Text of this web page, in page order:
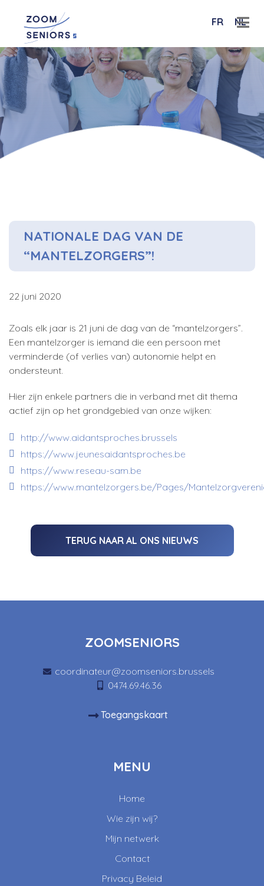
FR NL
NATIONALE DAG VAN DE
“MANTELZORGERS”!
22 juni 2020
Zoals elk jaar is 21 juni de dag van de “mantelzorgers”.
Een mantelzorger is iemand die een persoon met
verminderde (of verlies van) autonomie helpt en
ondersteunt.
Hier zijn enkele partners die in verband met dit thema
actief zijn op het grondgebied van onze wijken:
http://www.aidantsproches.brussels
https://www.jeunesaidantsproches.be
https://www.reseau-sam.be
https://www.mantelzorgers.be/Pages/
TERUG NAAR AL ONS NIEUWS
ZOOMSENIORS
coordinateur@zoomseniors.brussels
0474.69.46.36
Toegangskaart
MENU
Home
Wie zijn wij?
Mijn netwerk
Contact
Privacy Beleid